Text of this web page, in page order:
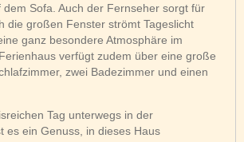
Sofa. Auch der Fernseher sorgt für
die großen Fenster strömt Tageslicht
ganz besondere Atmosphäre im
verfügt zudem über eine große
zwei Badezimmer und einen
Tag unterwegs in der
es ein Genuss, in dieses Haus